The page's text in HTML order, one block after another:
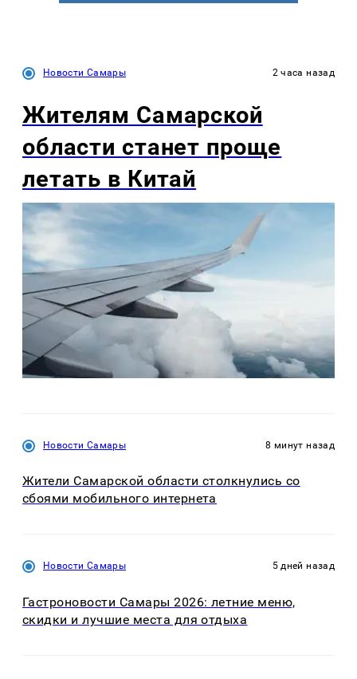
Новости Самары 2 часа назад
Жителям Самарской
области станет проще
летать в Китай
Новости Самары 8 минут назад
Жители Самарской области столкнулись со
сбоями мобильного интернета
Новости Самары 5 дней назад
Гастроновости Самары 2026: летние меню,
скидки и лучшие места для отдыха